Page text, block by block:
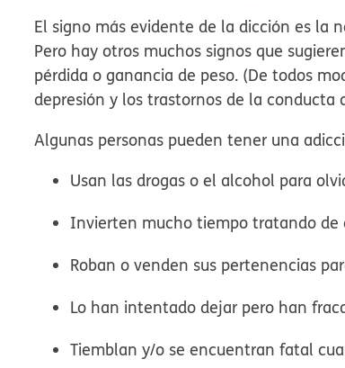
El signo más evidente de la dicción es la
Pero hay otros muchos signos que
pérdida o ganancia de peso. (De todos
depresión y los trastornos de la conducta
Algunas personas pueden tener una
Usan las drogas o el alcohol para
Invierten mucho tiempo tratando de
Roban o venden sus pertenencias
Lo han intentado dejar pero han
Tiemblan y/o se encuentran fatal